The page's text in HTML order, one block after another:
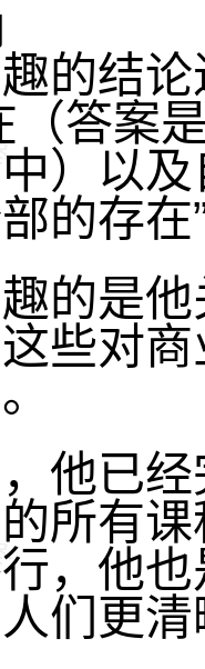
的结
（答案
）以
的存在
的是
些对
他已
所有
，他
们更